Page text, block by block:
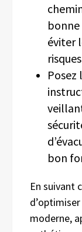
éviter
Posez
bon
En suivant
moderne,